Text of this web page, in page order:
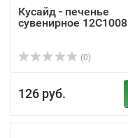
Кусайд - печенье
сувенирное 12С1008
(0)
126 руб.